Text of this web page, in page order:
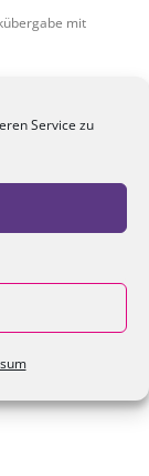
Service zu
mit
,